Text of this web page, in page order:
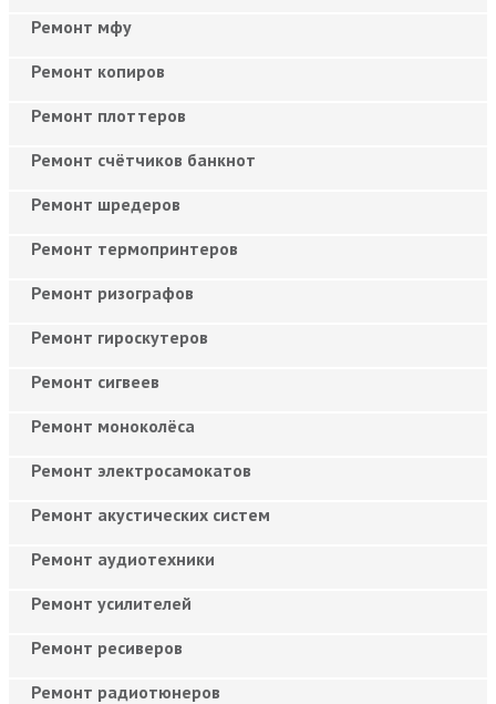
Ремонт мфу
Ремонт копиров
Ремонт плоттеров
Ремонт счётчиков банкнот
Ремонт шредеров
Ремонт термопринтеров
Ремонт ризографов
Ремонт гироскутеров
Ремонт сигвеев
Ремонт моноколёса
Ремонт электросамокатов
Ремонт акустических систем
Ремонт аудиотехники
Ремонт усилителей
Ремонт ресиверов
Ремонт радиотюнеров